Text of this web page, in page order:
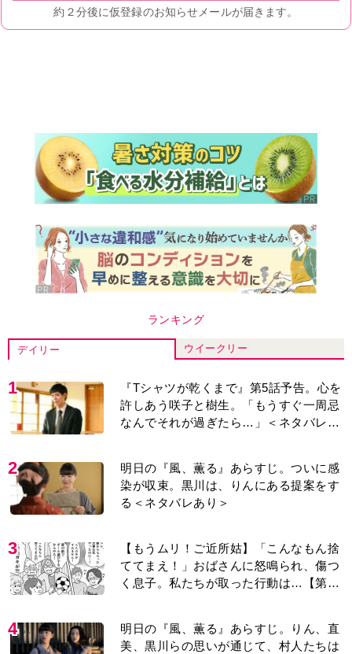
ランキング
デイリー ウイークリー
1
『Tシャツが乾くまで』第5話予告。心を
許しあう咲子と樹生。「もうすぐ一周忌
なんでそれが過ぎたら…」＜ネタバレあ
2
明日の『風、薫る』あらすじ。ついに感
染が収束。黒川は、りんにある提案をす
る＜ネタバレあり＞
3
【もうムリ！ご近所姑】「こんなもん捨
ててまえ！」おばさんに怒鳴られ、傷つ
く息子。私たちが取った行動は…【第3
4
明日の『風、薫る』あらすじ。りん、直
美、黒川らの思いが通じて、村人たちは